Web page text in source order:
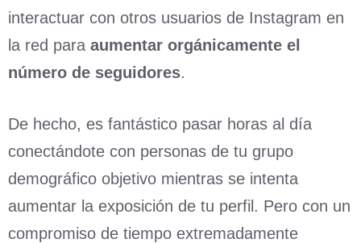
interactuar con otros usuarios de Instagram en
la red para aumentar orgánicamente el
número de seguidores.
De hecho, es fantástico pasar horas al día
conectándote con personas de tu grupo
demográfico objetivo mientras se intenta
aumentar la exposición de tu perfil. Pero con un
compromiso de tiempo extremadamente